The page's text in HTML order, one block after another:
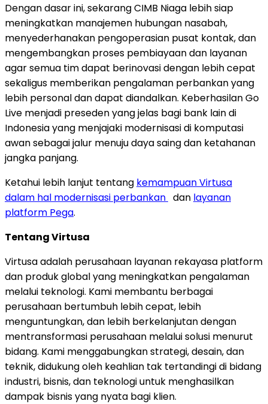
Dengan dasar ini, sekarang CIMB Niaga lebih siap
meningkatkan manajemen hubungan nasabah,
menyederhanakan pengoperasian pusat kontak, dan
mengembangkan proses pembiayaan dan layanan
agar semua tim dapat berinovasi dengan lebih cepat
sekaligus memberikan pengalaman perbankan yang
lebih personal dan dapat diandalkan. Keberhasilan Go
Live menjadi preseden yang jelas bagi bank lain di
Indonesia yang menjajaki modernisasi di komputasi
awan sebagai jalur menuju daya saing dan ketahanan
jangka panjang.
Ketahui lebih lanjut tentang kemampuan Virtusa
dalam hal modernisasi perbankan dan layanan
platform Pega.
Tentang Virtusa
Virtusa adalah perusahaan layanan rekayasa platform
dan produk global yang meningkatkan pengalaman
melalui teknologi. Kami membantu berbagai
perusahaan bertumbuh lebih cepat, lebih
menguntungkan, dan lebih berkelanjutan dengan
mentransformasi perusahaan melalui solusi menurut
bidang. Kami menggabungkan strategi, desain, dan
teknik, didukung oleh keahlian tak tertandingi di bidang
industri, bisnis, dan teknologi untuk menghasilkan
dampak bisnis yang nyata bagi klien.